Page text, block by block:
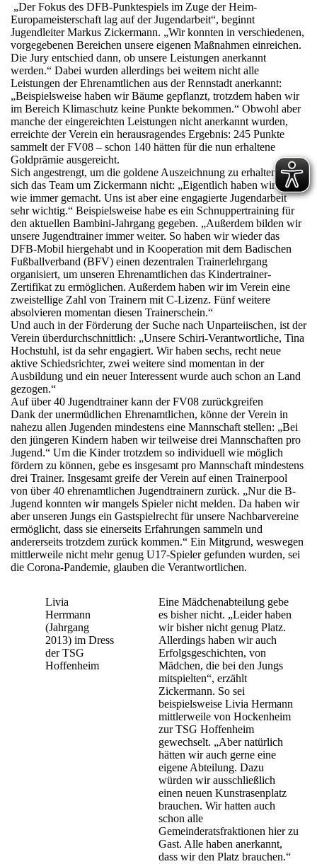
„Der Fokus des DFB-Punktespiels im Zuge der Heim-
Europameisterschaft lag auf der Jugendarbeit“, beginnt
Jugendleiter Markus Zickermann. „Wir konnten in verschiedenen,
vorgegebenen Bereichen unsere eigenen Maßnahmen einreichen.
Die Jury entschied dann, ob unsere Leistungen anerkannt
werden.“ Dabei wurden allerdings bei weitem nicht alle
Leistungen der Ehrenamtlichen aus der Rennstadt anerkannt:
„Beispielsweise haben wir Bäume gepflanzt, trotzdem haben wir
im Bereich Klimaschutz keine Punkte bekommen.“ Obwohl aber
manche der eingereichten Leistungen nicht anerkannt wurden,
erreichte der Verein ein herausragendes Ergebnis: 245 Punkte
sammelt der FV08 – schon 140 hätten für die nun erhaltene
Goldprämie ausgereicht.
Sich angestrengt, um die goldene Auszeichnung zu erhalten, habe
sich das Team um Zickermann nicht: „Eigentlich haben wir alles
wie immer gemacht. Uns ist aber eine engagierte Jugendarbeit
sehr wichtig.“ Beispielsweise habe es ein Schnuppertraining für
den aktuellen Bambini-Jahrgang gegeben. „Außerdem bilden wir
unsere Jugendtrainer immer weiter. So haben wir wieder das
DFB-Mobil hiergehabt und in Kooperation mit dem Badischen
Fußballverband (BFV) einen dezentralen Trainerlehrgang
organisiert, um unseren Ehrenamtlichen das Kindertrainer-
Zertifikat zu ermöglichen. Außerdem haben wir im Verein eine
zweistellige Zahl von Trainern mit C-Lizenz. Fünf weitere
absolvieren momentan diesen Trainerschein.“
Und auch in der Förderung der Suche nach Unparteiischen, ist der
Verein überdurchschnittlich: „Unsere Schiri-Verantwortliche, Tina
Hochstuhl, ist da sehr engagiert. Wir haben sechs, recht neue
aktive Schiedsrichter, zwei weitere sind momentan in der
Ausbildung und ein neuer Interessent wurde auch schon an Land
gezogen.“
Auf über 40 Jugendtrainer kann der FV08 zurückgreifen
Dank der unermüdlichen Ehrenamtlichen, könne der Verein in
nahezu allen Jugenden mindestens eine Mannschaft stellen: „Bei
den jüngeren Kindern haben wir teilweise drei Mannschaften pro
Jugend.“ Um die Kinder trotzdem so individuell wie möglich
fördern zu können, gebe es insgesamt pro Mannschaft mindestens
drei Trainer. Insgesamt greife der Verein auf einen Trainerpool
von über 40 ehrenamtlichen Jugendtrainern zurück. „Nur die B-
Jugend konnten wir mangels Spieler nicht melden. Da haben wir
aber unseren Jungs ein Gastspielrecht für unsere Nachbarvereine
ermöglicht, dass sie einerseits Erfahrungen sammeln und
andererseits trotzdem zurück kommen.“ Ein Mitgrund, weswegen
mittlerweile nicht mehr genug U17-Spieler gefunden wurden, sei
die Corona-Pandemie, glauben die Verantwortlichen.
Livia
Herrmann
(Jahrgang
2013) im Dress
der TSG
Hoffenheim
Eine Mädchenabteilung gebe
es bisher nicht. „Leider haben
wir bisher nicht genug Platz.
Allerdings haben wir auch
Erfolgsgeschichten, von
Mädchen, die bei den Jungs
mitspielten“, erzählt
Zickermann. So sei
beispielsweise Livia Hermann
mittlerweile von Hockenheim
zur TSG Hoffenheim
gewechselt. „Aber natürlich
hätten wir auch gerne eine
eigene Abteilung. Dazu
würden wir ausschließlich
einen neuen Kunstrasenplatz
brauchen. Wir hatten auch
schon alle
Gemeinderatsfraktionen hier zu
Gast. Alle haben anerkannt,
dass wir den Platz brauchen.“